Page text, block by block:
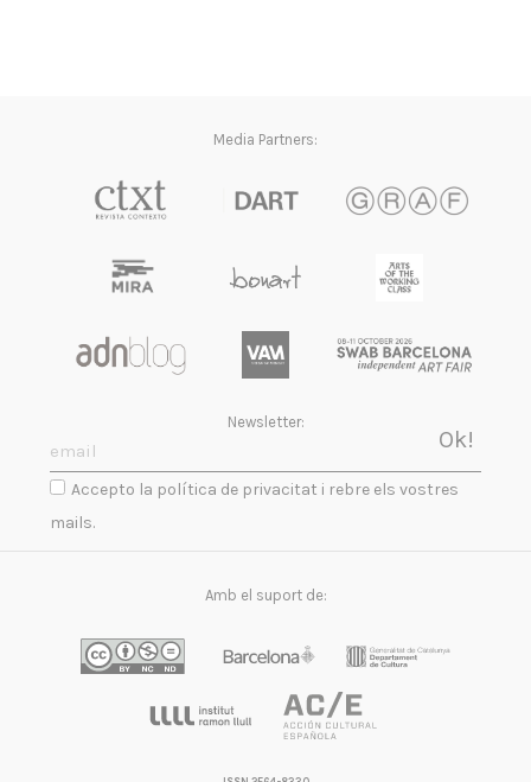
Media Partners:
Newsletter:
Accepto la política de privacitat i rebre els vostres
mails.
Amb el suport de: